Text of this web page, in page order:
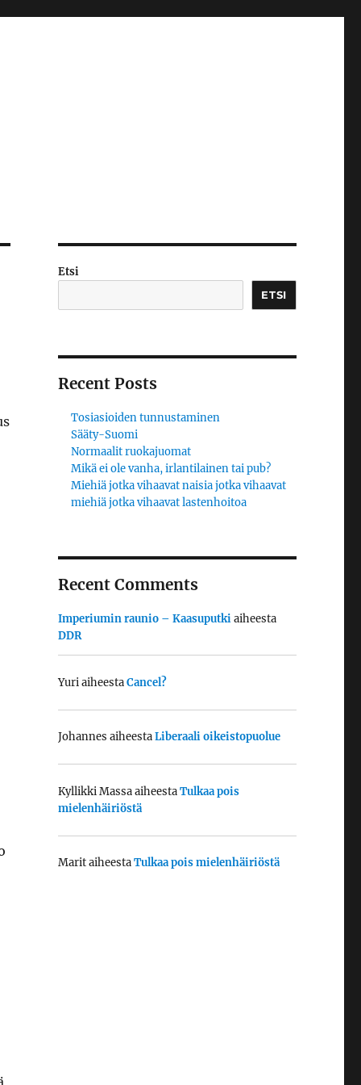
Etsi
ETSI
Recent Posts
Tosiasioiden tunnustaminen
Sääty-Suomi
Normaalit ruokajuomat
Mikä ei ole vanha, irlantilainen tai pub?
Miehiä jotka vihaavat naisia jotka vihaavat
miehiä jotka vihaavat lastenhoitoa
Recent Comments
Imperiumin raunio – Kaasuputkiaiheesta
DDR
YuriaiheestaCancel?
Johannes aiheestaLiberaali oikeistopuolue
Kyllikki MassaaiheestaTulkaa pois
mielenhäiriöstä
MaritaiheestaTulkaa pois mielenhäiriöstä